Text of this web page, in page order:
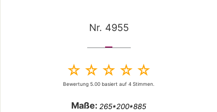
Nr. 4955
Bewertung 5.00 basiert auf 4 Stimmen.
Maße: 265*200*885